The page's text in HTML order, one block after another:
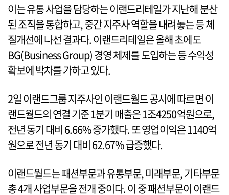
이는 유통 사업을 담당하는 이랜드리테일가 지난해 분산
된 조직을 통합하고, 중간 지주사 역할을 내려놓는 등 체
질개선에 나선 결과다. 이랜드리테일은 올해 초에도
BG(Business Group) 경영 체제를 도입하는 등 수익성
확보에 박차를 가하고 있다.
2일 이랜드그룹 지주사인 이랜드월드 공시에 따르면 이
랜드월드의 연결 기준 1분기 매출은 1조4250억원으로,
전년 동기 대비 6.66% 증가했다. 또 영업이익은 1140억
원으로 전년 동기 대비 62.67% 급증했다.
이랜드월드는 패션부문과 유통부문, 미래부문, 기타부문
총 4개 사업부문을 전개 중이다. 이 중 패션부문이 이랜드